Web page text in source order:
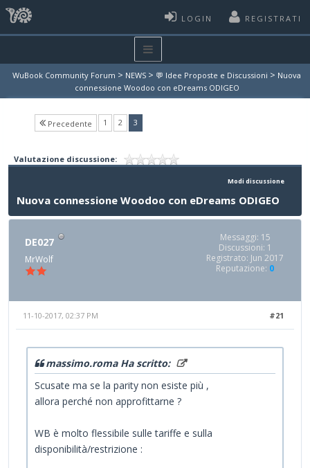
LOGIN REGISTRATI
WuBook Community Forum > NEWS > 💬 Idee Proposte e Discussioni > Nuova
connessione Woodoo con eDreams ODIGEO
Precedente 1 2 3(current)
Valutazione discussione:
Modi discussione
Nuova connessione Woodoo con eDreams ODIGEO
DE027
MrWolf
Messaggi: 15
Discussioni: 1
Registrato: Jun 2017
Reputazione: 0
#21
11-10-2017, 02:37 PM
massimo.roma Ha scritto:
Scusate ma se la parity non esiste più ,
allora perché non approfittarne ?
WB è molto flessibile sulle tariffe e sulla
disponibilità/restrizione :